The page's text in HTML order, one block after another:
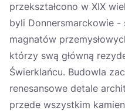
przekształcono w XIX
byli Donnersmarckowie -
magnatów
którzy swą główną
Świerklańcu. Budowla
renesansowe detale
przede wszystkim